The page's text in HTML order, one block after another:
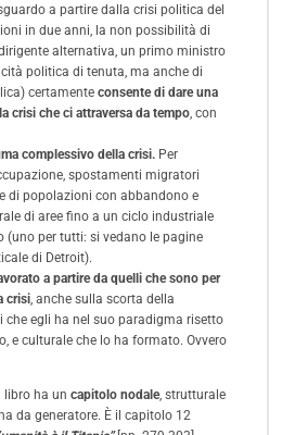
a partire dalla crisi politica del
in due anni, la non possibilità di
alternativa, un primo ministro
politica di tenuta, ma anche di
certamente consente di dare una
crisi che ci attraversa da tempo, con
complessivo della crisi. Per
spostamenti migratori
di popolazioni con abbandono e
di aree fino a un ciclo industriale
(uno per tutti: si vedano le pagine
di Detroit).
a partire da quelli che sono per
crisi, anche sulla scorta della
che egli ha nel suo paradigma risetto
e culturale che lo ha formato. Ovvero
libro ha un capitolo nodale, strutturale
da generatore. È il capitolo 12